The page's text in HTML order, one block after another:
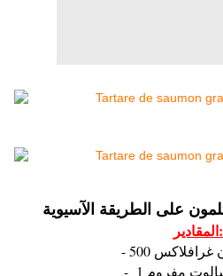
على الطريقة الآسيوية
المقادير: